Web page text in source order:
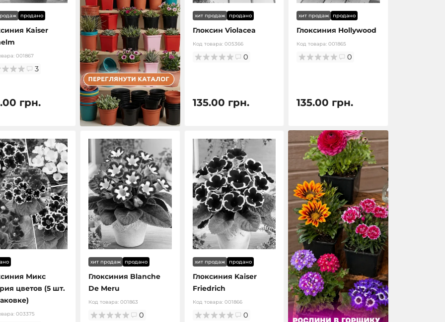
продано
Kaiser
001867
3
грн.
хит продаж продано
Глоксин Violacea
Код товара: 005366
0
135.00 грн.
хит продаж продано
Глоксиния Hollywood
Код товара:001865
0
135.00 грн.
Микс
цветов (5 шт.
003375
хит продаж продано
Глоксиния Blanche
De Meru
Код товара: 001863
0
хит продаж продано
Глоксиния Kaiser
Friedrich
Код товара: 001866
0